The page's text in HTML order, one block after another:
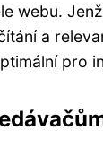
webu.
a
pro